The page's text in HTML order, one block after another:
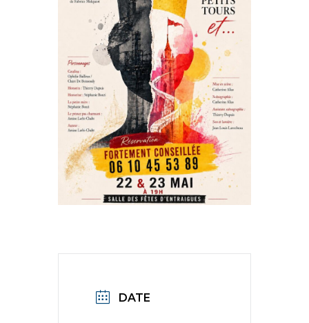
DATE